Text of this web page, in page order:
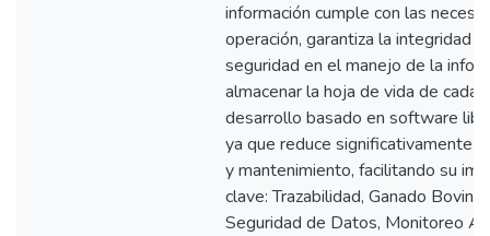
información cumple con las
operación, garantiza la integridad
seguridad en el manejo de la
almacenar la hoja de vida de cada
desarrollo basado en software
ya que reduce significativamente
y mantenimiento, facilitando su
clave: Trazabilidad, Ganado
Seguridad de Datos, Monitoreo